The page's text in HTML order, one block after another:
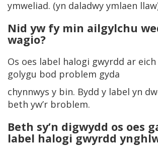
ymweliad. (yn daladwy ymlaen
Nid yw fy min ailgylchu
wagio?
Os oes label halogi gwyrdd ar eich
golygu bod problem gyda
chynnwys y bin. Bydd y label yn
beth yw’r broblem.
Beth sy’n digwydd os oes
label halogi gwyrdd